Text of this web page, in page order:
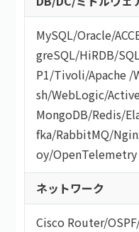
MySQL/Oracle/
greSQL/HiRDB/
P1/Tivoli/Apache /
sh/WebLogic/
MongoDB/Redis/
fka/RabbitMQ/
oy/OpenTelemetry
ネットワーク
Cisco Router/OSPF